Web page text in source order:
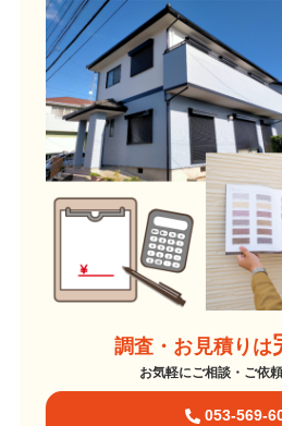
調査・お見積りは
お気軽にご相談・ご依頼
053-569-